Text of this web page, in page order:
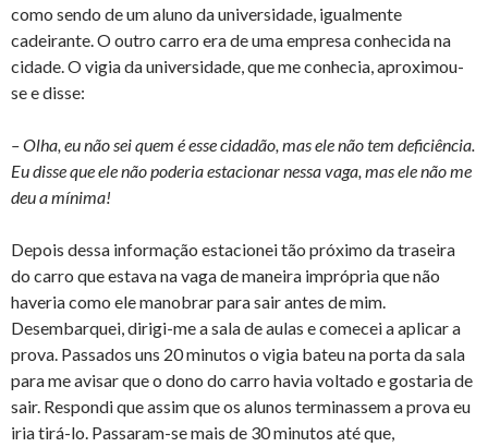
como sendo de um aluno da universidade, igualmente
cadeirante. O outro carro era de uma empresa conhecida na
cidade. O vigia da universidade, que me conhecia, aproximou-
se e disse:
– Olha, eu não sei quem é esse cidadão, mas ele não tem deficiência.
Eu disse que ele não poderia estacionar nessa vaga, mas ele não me
deu a mínima!
Depois dessa informação estacionei tão próximo da traseira
do carro que estava na vaga de maneira imprópria que não
haveria como ele manobrar para sair antes de mim.
Desembarquei, dirigi-me a sala de aulas e comecei a aplicar a
prova. Passados uns 20 minutos o vigia bateu na porta da sala
para me avisar que o dono do carro havia voltado e gostaria de
sair. Respondi que assim que os alunos terminassem a prova eu
iria tirá-lo. Passaram-se mais de 30 minutos até que,